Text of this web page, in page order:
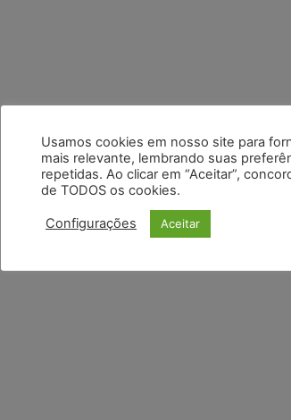
Usamos cookies em nosso site para
mais relevante, lembrando suas
repetidas. Ao clicar em “Aceitar”,
de TODOS os cookies.
Configurações Aceitar